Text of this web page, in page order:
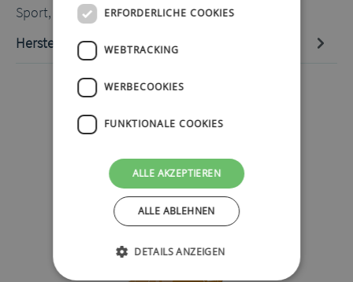
Sport, das An- und Ab…Mehr
Hersteller-Informationen
ERFORDERLICHE COOKIES
WEBTRACKING
WERBECOOKIES
FUNKTIONALE COOKIES
ALLE AKZEPTIEREN
ALLE ABLEHNEN
DETAILS ANZEIGEN